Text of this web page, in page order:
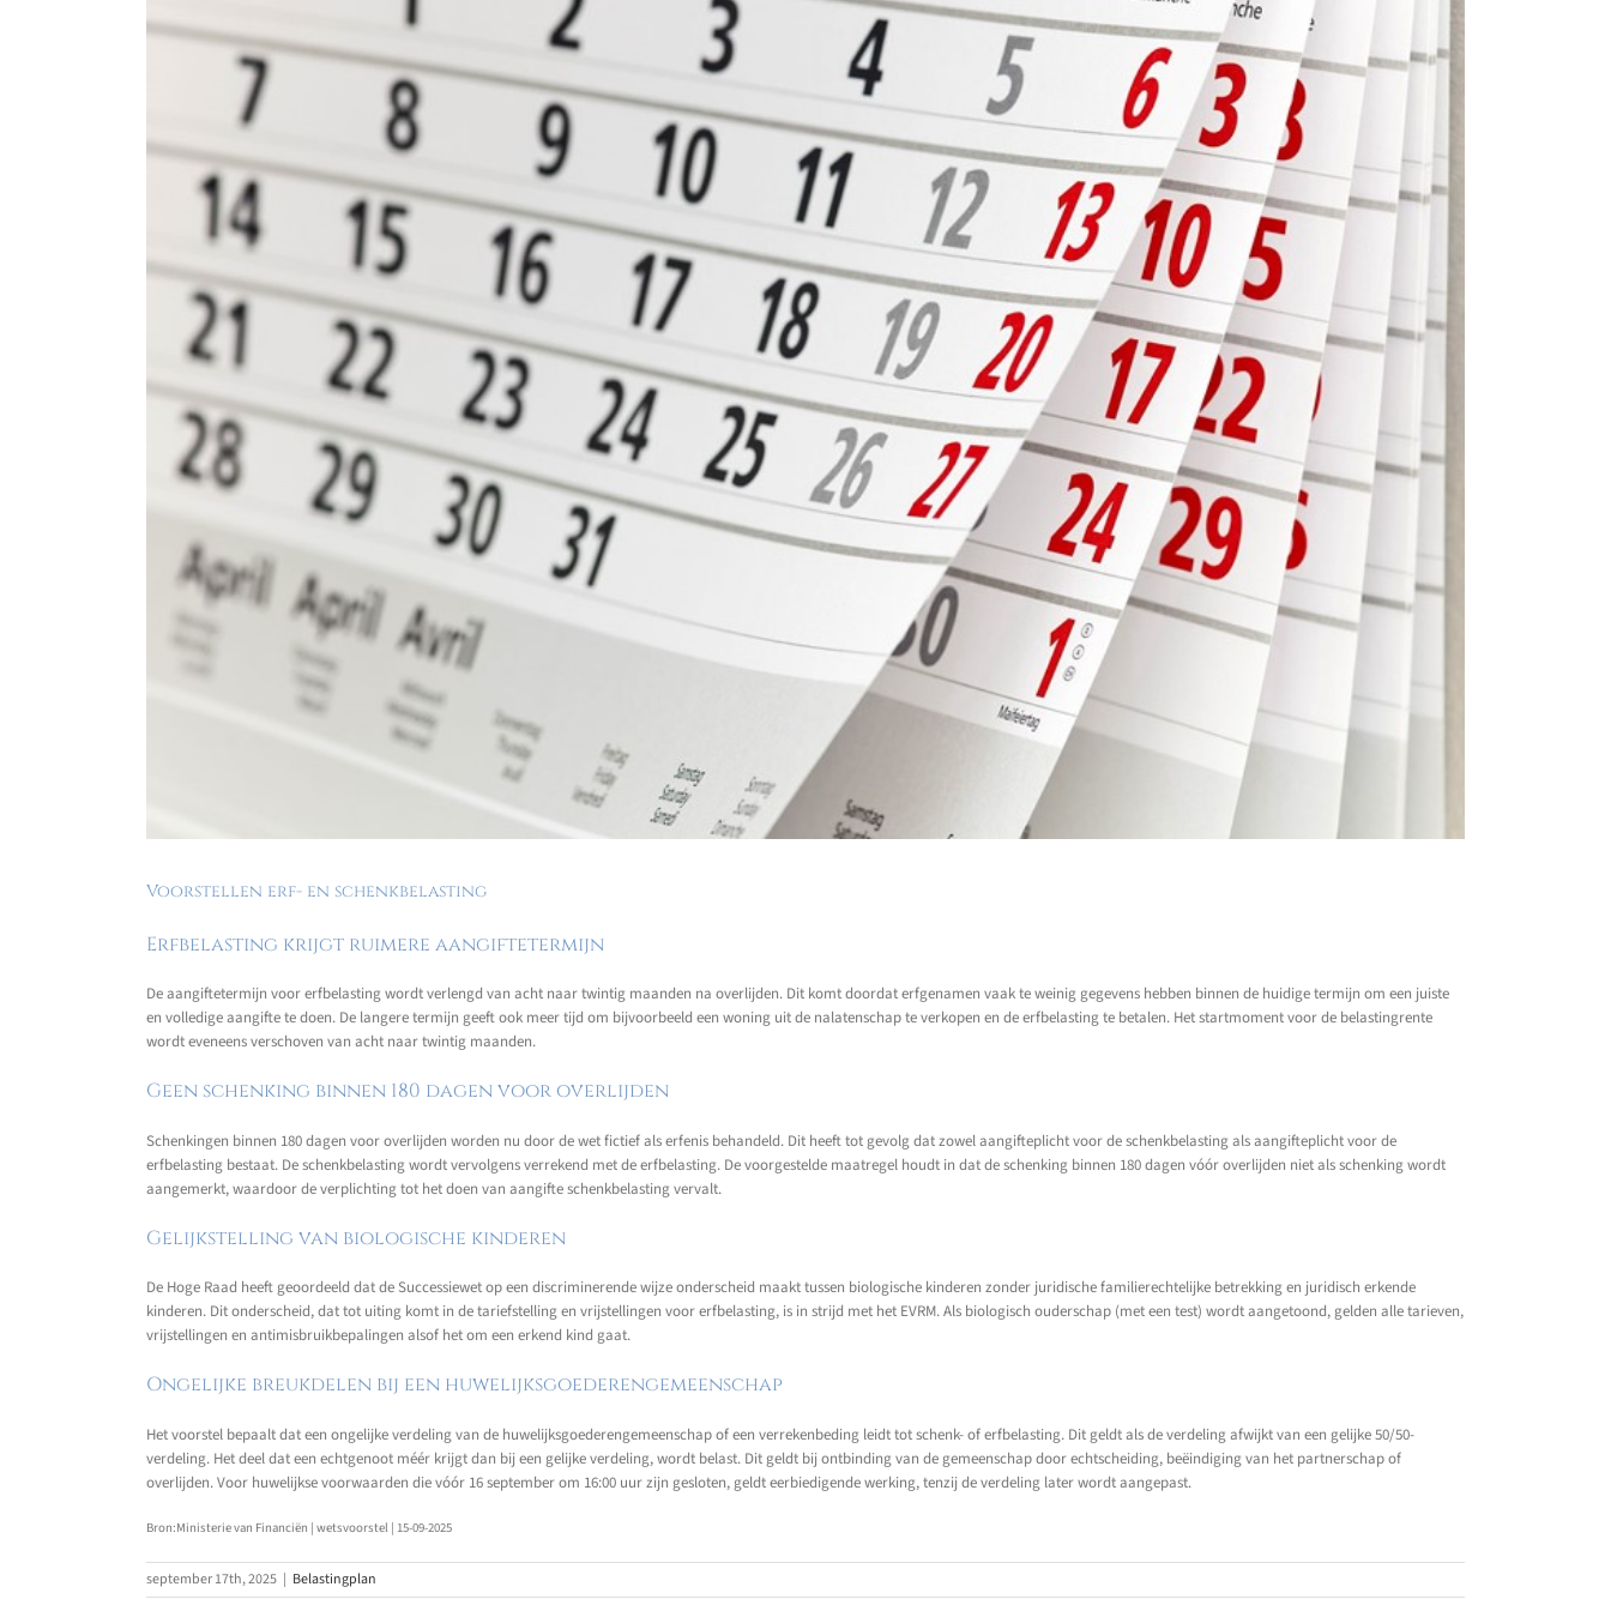
Voorstellen erf- en schenkbelasting
Erfbelasting krijgt ruimere aangiftetermijn
De aangiftetermijn voor erfbelasting wordt verlengd van acht naar twintig maanden na overlijden. Dit komt doordat erfgenamen vaak te weinig gegevens hebben binnen de huidige termijn om een juiste
en volledige aangifte te doen. De langere termijn geeft ook meer tijd om bijvoorbeeld een woning uit de nalatenschap te verkopen en de erfbelasting te betalen. Het startmoment voor de belastingrente
wordt eveneens verschoven van acht naar twintig maanden.
Geen schenking binnen 180 dagen voor overlijden
Schenkingen binnen 180 dagen voor overlijden worden nu door de wet fictief als erfenis behandeld. Dit heeft tot gevolg dat zowel aangifteplicht voor de schenkbelasting als aangifteplicht voor de
erfbelasting bestaat. De schenkbelasting wordt vervolgens verrekend met de erfbelasting. De voorgestelde maatregel houdt in dat de schenking binnen 180 dagen vóór overlijden niet als schenking wordt
aangemerkt, waardoor de verplichting tot het doen van aangifte schenkbelasting vervalt.
Gelijkstelling van biologische kinderen
De Hoge Raad heeft geoordeeld dat de Successiewet op een discriminerende wijze onderscheid maakt tussen biologische kinderen zonder juridische familierechtelijke betrekking en juridisch erkende
kinderen. Dit onderscheid, dat tot uiting komt in de tariefstelling en vrijstellingen voor erfbelasting, is in strijd met het EVRM. Als biologisch ouderschap (met een test) wordt aangetoond, gelden alle tarieven,
vrijstellingen en antimisbruikbepalingen alsof het om een erkend kind gaat.
Ongelijke breukdelen bij een huwelijksgoederengemeenschap
Het voorstel bepaalt dat een ongelijke verdeling van de huwelijksgoederengemeenschap of een verrekenbeding leidt tot schenk- of erfbelasting. Dit geldt als de verdeling afwijkt van een gelijke 50/50-
verdeling. Het deel dat een echtgenoot méér krijgt dan bij een gelijke verdeling, wordt belast. Dit geldt bij ontbinding van de gemeenschap door echtscheiding, beëindiging van het partnerschap of
overlijden. Voor huwelijkse voorwaarden die vóór 16 september om 16:00 uur zijn gesloten, geldt eerbiedigende werking, tenzij de verdeling later wordt aangepast.
Bron:Ministerie van Financiën | wetsvoorstel | 15-09-2025
september 17th, 2025 | Belastingplan